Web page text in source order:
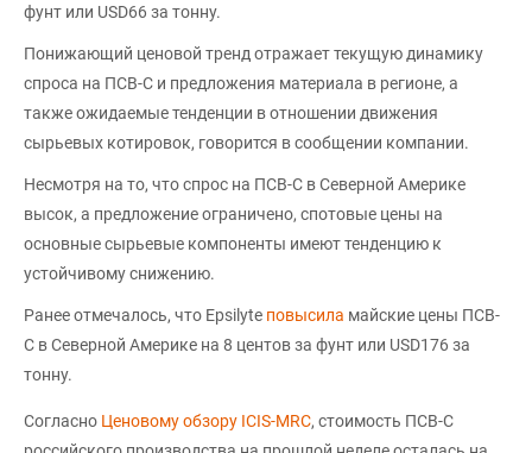
фунт или USD66 за тонну.
Понижающий ценовой тренд отражает текущую динамику
спроса на ПСВ-С и предложения материала в регионе, а
также ожидаемые тенденции в отношении движения
сырьевых котировок, говорится в сообщении компании.
Несмотря на то, что спрос на ПСВ-С в Северной Америке
высок, а предложение ограничено, спотовые цены на
основные сырьевые компоненты имеют тенденцию к
устойчивому снижению.
Ранее отмечалось, что Epsilyte повысила майские цены ПСВ-
С в Северной Америке на 8 центов за фунт или USD176 за
тонну.
Согласно Ценовому обзору ICIS-MRC, стоимость ПСВ-С